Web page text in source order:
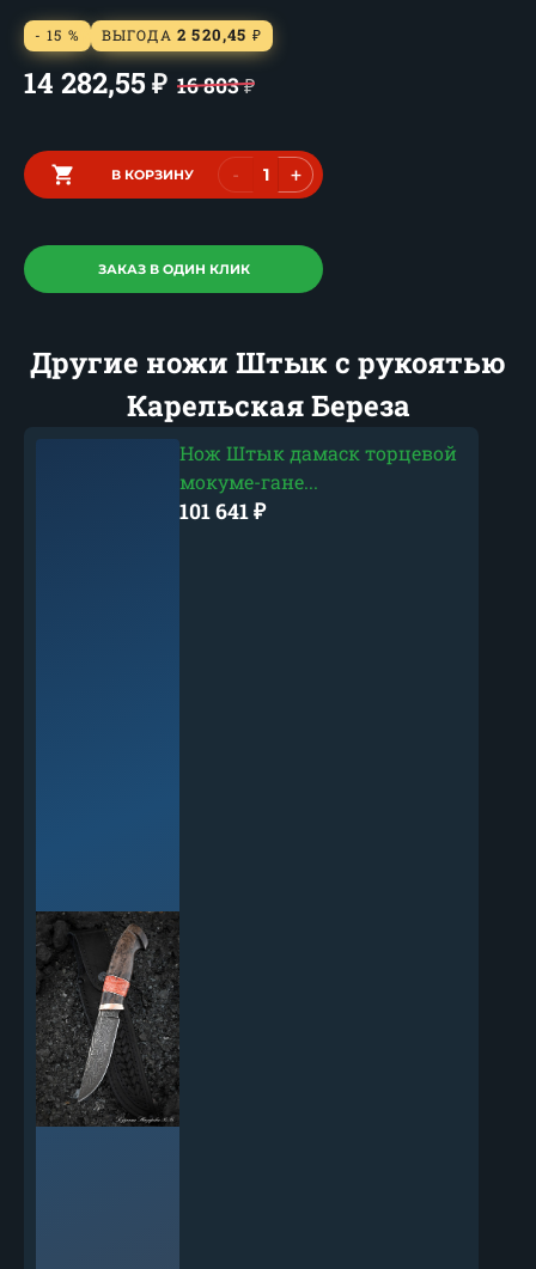
- 15 % ВЫГОДА 2 520,45 ₽
14 282,55 ₽ 16 803₽
В КОРЗИНУ - +
ЗАКАЗ В ОДИН КЛИК
Другие ножи Штык с рукоятью
Карельская Береза
Нож Штык дамаск торцевой
мокуме-гане...
101 641₽